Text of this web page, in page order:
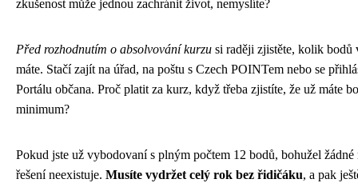
zkušenost může jednou zachránit život, nemyslíte?
Před rozhodnutím o absolvování kurzu si raději zjistěte, kolik bodů
máte. Stačí zajít na úřad, na poštu s Czech POINTem nebo se
Portálu občana. Proč platit za kurz, když třeba zjistíte, že už máte
minimum?
Pokud jste už vybodovaní s plným počtem 12 bodů, bohužel žádné
řešení neexistuje. Musíte vydržet celý rok bez řidičáku, a pak